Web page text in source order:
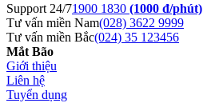
Support 24/71900 1830 (1000 đ/phút)
Tư vấn miền Nam(028) 3622 9999
Tư vấn miền Bắc(024) 35 123456
Mắt Bão
Giới thiệu
Liên hệ
Tuyển dụng